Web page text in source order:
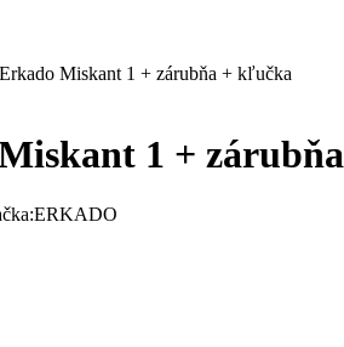
Miskant 1 + zárubňa + kľučka
1 +
ERKADO